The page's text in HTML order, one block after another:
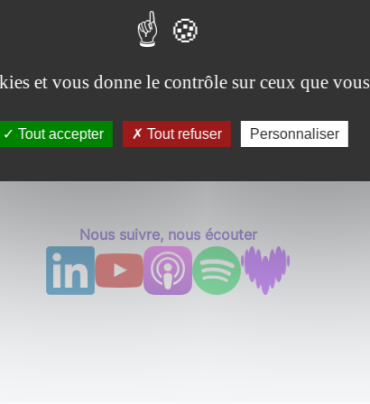
Nous suivre, nous écouter
et vous donne le contrôle sur ceux que
Tout accepter Tout refuser Personnaliser